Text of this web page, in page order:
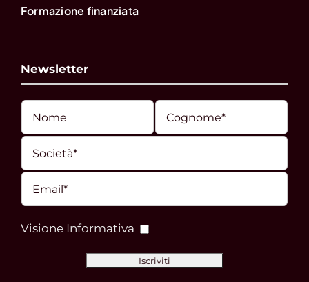
Formazione finanziata
Newsletter
Visione Informativa